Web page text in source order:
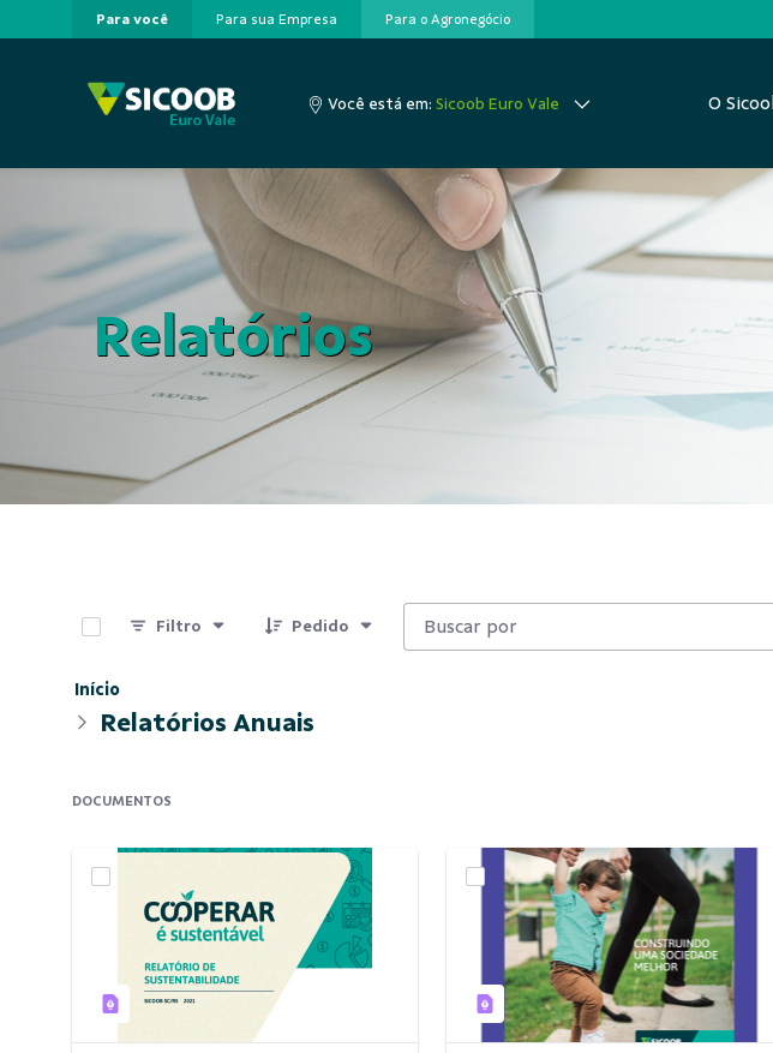
Pular para o Conteúdo principal
Para você Para sua Empresa Para o Agronegócio
Você está em: Sicoob Euro Vale O
Relatórios
Filtro Pedido
Início
Relatórios Anuais
DOCUMENTOS